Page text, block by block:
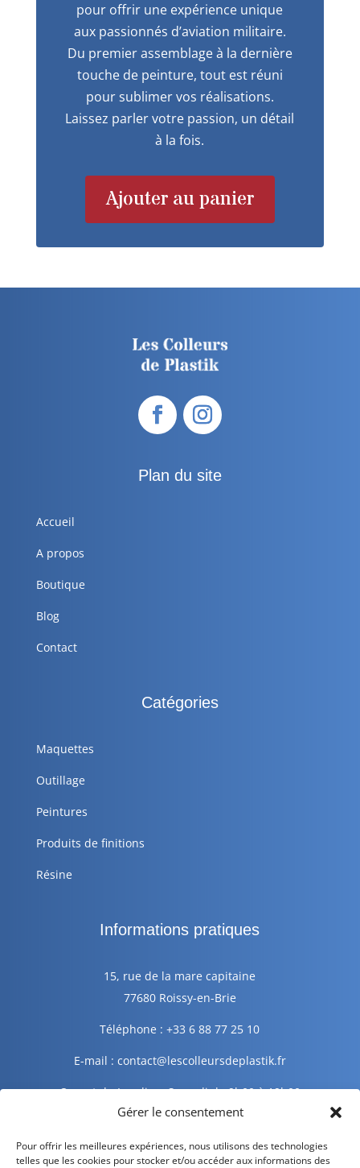
Gérer le consentement
Pour offrir les meilleures expériences, nous utilisons des technologies
telles que les cookies pour stocker et/ou accéder aux informations des
pour offrir une expérience unique
aux passionnés d’aviation militaire.
Du premier assemblage à la dernière
touche de peinture, tout est réuni
pour sublimer vos réalisations.
Laissez parler votre passion, un détail
à la fois.
Ajouter au panier
Plan du site
Accueil
A propos
Boutique
Blog
Contact
Catégories
Maquettes
Outillage
Peintures
Produits de finitions
Résine
Informations pratiques
15, rue de la mare capitaine
77680 Roissy-en-Brie
Téléphone : +33 6 88 77 25 10
E-mail : contact@lescolleursdeplastik.fr
Ouvert du Lundi au Samedi de 9h00 à 19h00
Informations légales